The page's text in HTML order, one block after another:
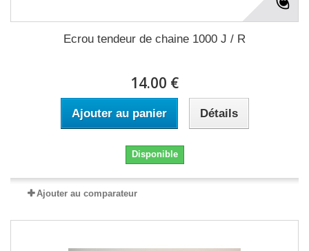
Ecrou tendeur de chaine 1000 J / R
14.00 €
Ajouter au panier Détails
Disponible
Ajouter au comparateur